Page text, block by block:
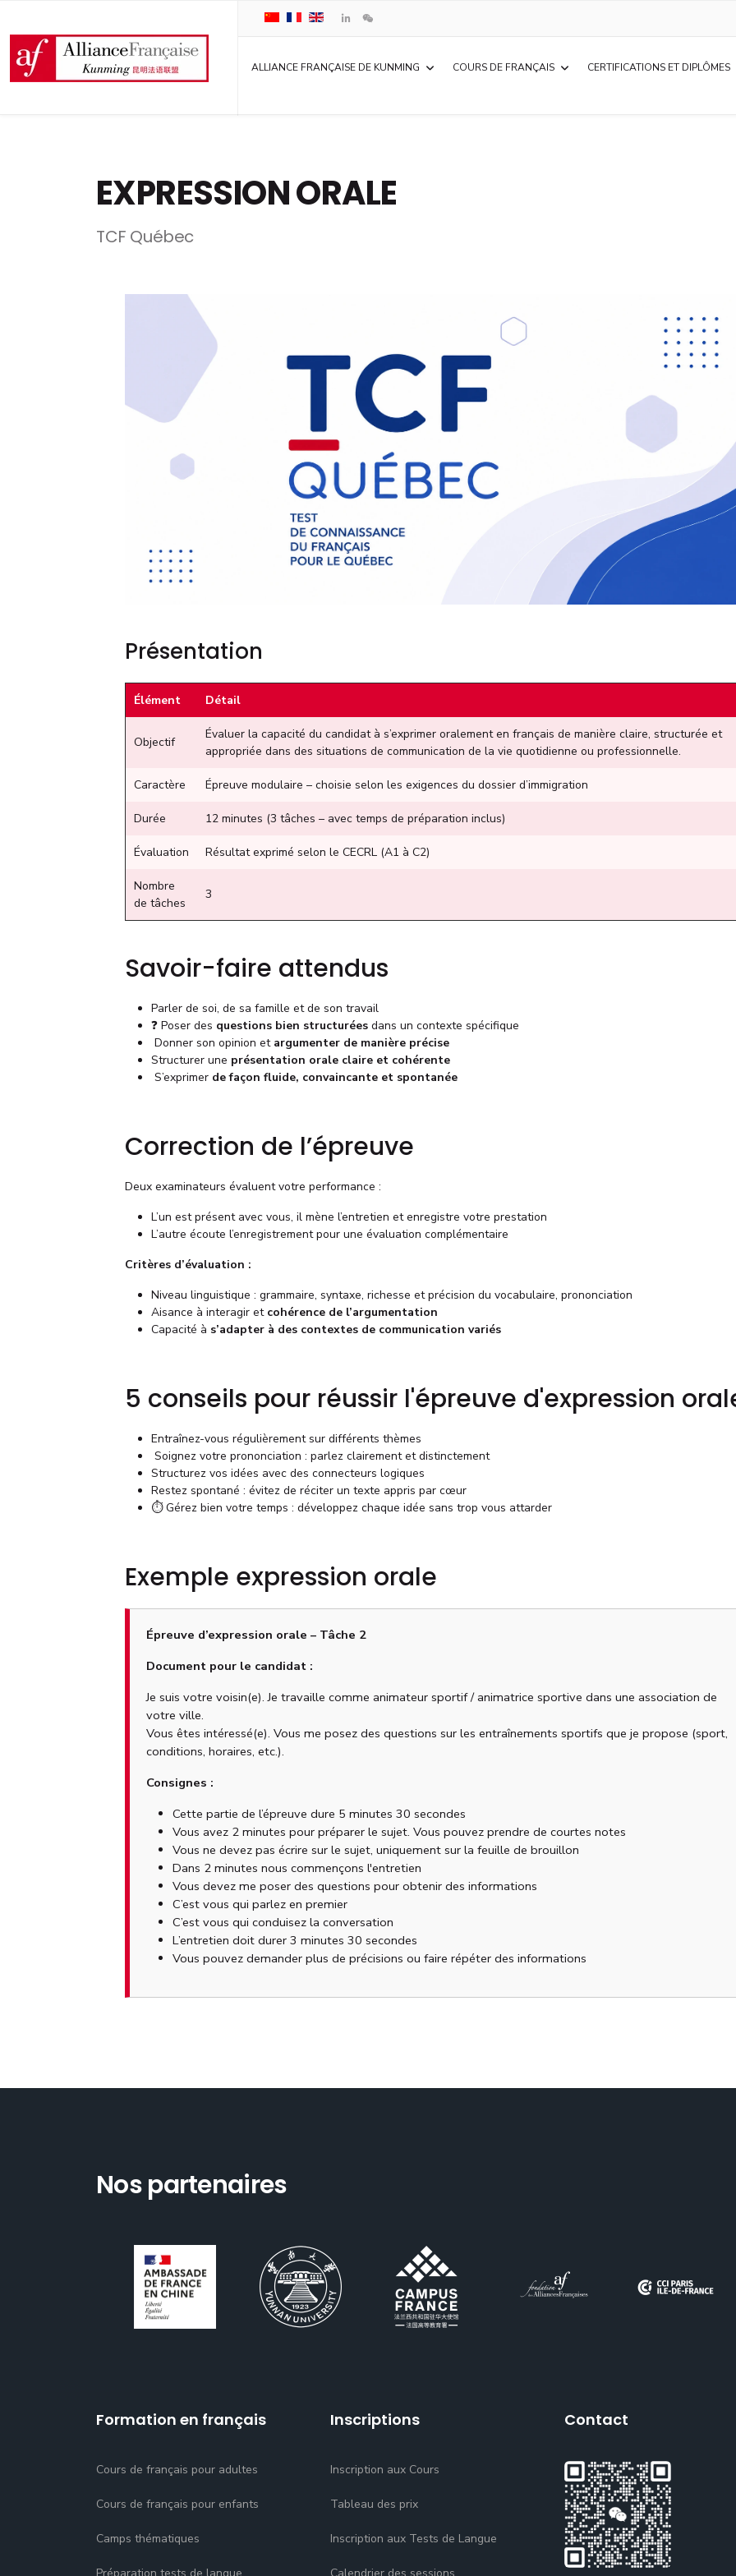
ALLIANCE FRANÇAISE DE KUNMING COURS DE FRANÇAIS CERTIFICATIONS ET DIPLÔMES
EXPRESSION ORALE
TCF Québec
Présentation
Élément Détail
Objectif
Évaluer la capacité du candidat à s’exprimer oralement en français de manière claire, structurée et
appropriée dans des situations de communication de la vie quotidienne ou professionnelle.
Caractère Épreuve modulaire – choisie selon les exigences du dossier d’immigration
Durée 12 minutes (3 tâches – avec temps de préparation inclus)
Évaluation Résultat exprimé selon le CECRL (A1 à C2)
Nombre
de tâches
3
Savoir-faire attendus
Parler de soi, de sa famille et de son travail
❓ Poser des questions bien structurées dans un contexte spécifique
️ Donner son opinion et argumenter de manière précise
Structurer une présentation orale claire et cohérente
️ S’exprimer de façon fluide, convaincante et spontanée
Correction de l’épreuve
Deux examinateurs évaluent votre performance :
L’un est présent avec vous, il mène l’entretien et enregistre votre prestation
L’autre écoute l’enregistrement pour une évaluation complémentaire
Critères d’évaluation :
Niveau linguistique : grammaire, syntaxe, richesse et précision du vocabulaire, prononciation
Aisance à interagir et cohérence de l’argumentation
Capacité à s’adapter à des contextes de communication variés
5 conseils pour réussir l'épreuve d'expression
Entraînez-vous régulièrement sur différents thèmes
️ Soignez votre prononciation : parlez clairement et distinctement
Structurez vos idées avec des connecteurs logiques
Restez spontané : évitez de réciter un texte appris par cœur
⏱️ Gérez bien votre temps : développez chaque idée sans trop vous attarder
Exemple expression orale
Épreuve d’expression orale – Tâche 2
Document pour le candidat :
Je suis votre voisin(e). Je travaille comme animateur sportif / animatrice sportive dans une association de
votre ville.
Vous êtes intéressé(e). Vous me posez des questions sur les entraînements sportifs que je propose (sport,
conditions, horaires, etc.).
Consignes :
Cette partie de l’épreuve dure 5 minutes 30 secondes
Vous avez 2 minutes pour préparer le sujet. Vous pouvez prendre de courtes notes
Vous ne devez pas écrire sur le sujet, uniquement sur la feuille de brouillon
Dans 2 minutes nous commençons l'entretien
Vous devez me poser des questions pour obtenir des informations
C’est vous qui parlez en premier
C’est vous qui conduisez la conversation
L’entretien doit durer 3 minutes 30 secondes
Vous pouvez demander plus de précisions ou faire répéter des informations
Nos partenaires
Formation en français
Cours de français pour adultes
Cours de français pour enfants
Camps thématiques
Inscriptions
Inscription aux Cours
Tableau des prix
Inscription aux Tests de Langue
Contact